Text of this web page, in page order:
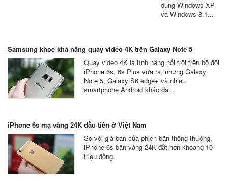
dùng Windows XP
và Windows 8.1...
Samsung khoe khả năng quay video 4K trên Galaxy Note 5
Quay video 4K là tính năng nổi trội trên bộ đôi
iPhone 6s, 6s Plus vừa ra, nhưng Galaxy
Note 5, Galaxy S6 edge+ và nhiều
smartphone Android khác đã…
iPhone 6s mạ vàng 24K đầu tiên ở Việt Nam
So với giá bán của phiên bản thông thường,
iPhone 6s bản vàng 24K đắt hơn khoảng 10
triệu đồng.